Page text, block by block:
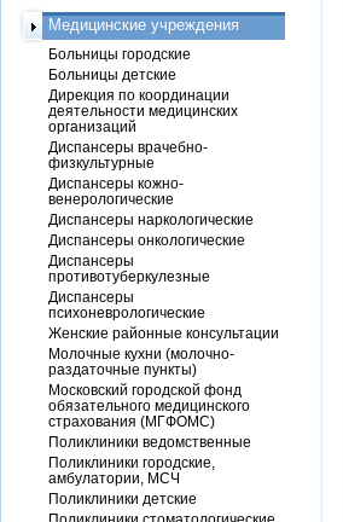
Медицинские учреждения
Больницы городские
Больницы детские
Дирекция по координации
деятельности медицинских
организаций
Диспансеры врачебно-
физкультурные
Диспансеры кожно-
венерологические
Диспансеры наркологические
Диспансеры онкологические
Диспансеры
противотуберкулезные
Диспансеры
психоневрологические
Женские районные консультации
Молочные кухни (молочно-
раздаточные пункты)
Московский городской фонд
обязательного медицинского
страхования (МГФОМС)
Поликлиники ведомственные
Поликлиники городские,
амбулатории, МСЧ
Поликлиники детские